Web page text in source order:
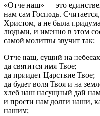
«Отче наш» — это
нам сам Господь.
Христом, а не была
людьми, и именно в этом
самой молитвы звучит так:
Отче наш, сущий на
да святится имя Твое;
да приидет Царствие Твое;
да будет воля Твоя и на
хлеб наш насущный дай нам
и прости нам долги наши,
нашим;